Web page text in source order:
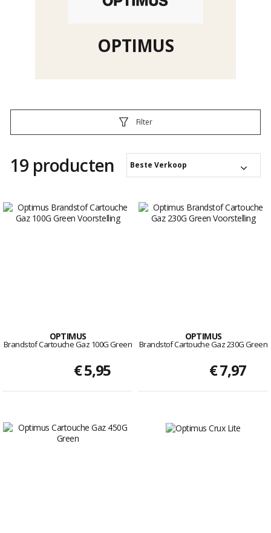
OPTIMUS
Filter
19 producten Beste Verkoop
OPTIMUS
Brandstof Cartouche Gaz 100G Green
€ 5,95
OPTIMUS
Brandstof Cartouche Gaz 230G Green
€ 7,97